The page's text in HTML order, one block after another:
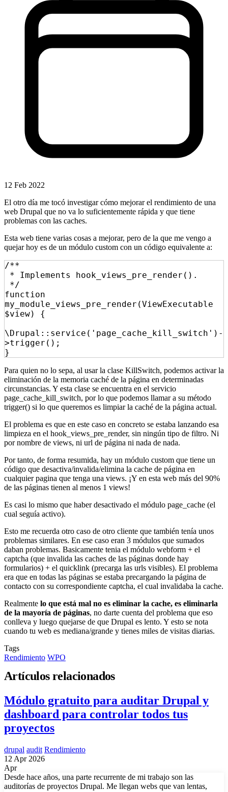
12 Feb 2022
El otro día me tocó investigar cómo mejorar el rendimiento de una
web Drupal que no va lo suficientemente rápida y que tiene
problemas con las caches.
Esta web tiene varias cosas a mejorar, pero de la que me vengo a
quejar hoy es de un módulo custom con un código equivalente a:
/**
function
my_module_views_pre_render(ViewExecutable
$view) {
\Drupal::service('page_cache_kill_switch')-
>trigger();
}
Para quien no lo sepa, al usar la clase KillSwitch, podemos activar la
eliminación de la memoria caché de la página en determinadas
circunstancias. Y esta clase se encuentra en el servicio
page_cache_kill_switch, por lo que podemos llamar a su método
trigger() si lo que queremos es limpiar la caché de la página actual.
El problema es que en este caso en concreto se estaba lanzando esa
limpieza en el hook_views_pre_render, sin ningún tipo de filtro. Ni
por nombre de views, ni url de página ni nada de nada.
Por tanto, de forma resumida, hay un módulo custom que tiene un
código que desactiva/invalida/elimina la cache de página en
cualquier pagina que tenga una views. ¡Y en esta web más del 90%
de las páginas tienen al menos 1 views!
Es casi lo mismo que haber desactivado el módulo page_cache (el
cual seguía activo).
Esto me recuerda otro caso de otro cliente que también tenía unos
problemas similares. En ese caso eran 3 módulos que sumados
daban problemas. Basicamente tenia el módulo webform + el
captcha (que invalida las caches de las páginas donde hay
formularios) + el quicklink (precarga las urls visibles). El problema
era que en todas las páginas se estaba precargando la página de
contacto con su correspondiente captcha, el cual invalidaba la cache.
Realmente lo que está mal no es eliminar la cache, es eliminarla
de la mayoría de páginas, no darte cuenta del problema que eso
conlleva y luego quejarse de que Drupal es lento. Y esto se nota
cuando tu web es mediana/grande y tienes miles de visitas diarias.
Tags
Rendimiento WPO
Artículos relacionados
Módulo gratuito para auditar Drupal y
dashboard para controlar todos tus
proyectos
drupal audit Rendimiento
12 Apr 2026
Apr
Desde hace años, una parte recurrente de mi trabajo son las
auditorías de proyectos Drupal. Me llegan webs que van lentas,